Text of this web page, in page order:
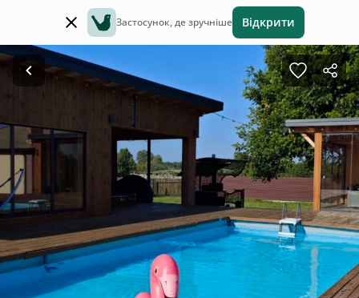
Застосунок, де зручніше Відкрити